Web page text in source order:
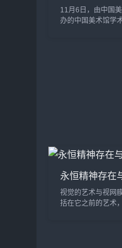
11月6日，由中国
办的中国美术馆学
永恒精神存在
视觉的艺术与视网膜的艺术 文
括在它之前的艺术